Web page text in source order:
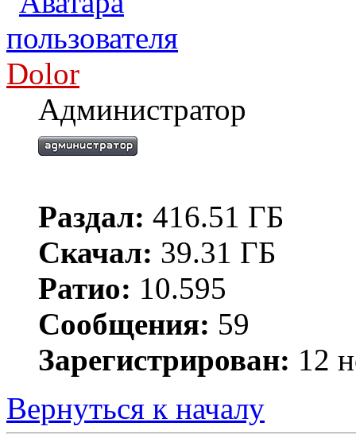
Dolor
Администратор
Раздал: 416.51 ГБ
Скачал: 39.31 ГБ
Ратио: 10.595
Сообщения: 59
Зарегистрирован: 12
Вернуться к началу